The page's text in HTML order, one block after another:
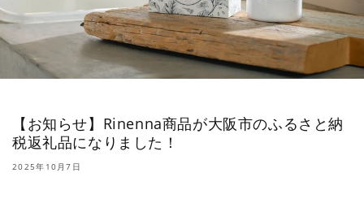
【お知らせ】Rinenna商品が大阪市のふるさと納
税返礼品になりました！
2025年10月7日